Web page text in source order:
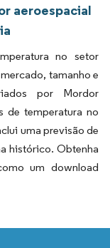
aeroespacial
no setor
tamanho e
por Mordor
de temperatura no
uma previsão de
histórico. Obtenha
um download